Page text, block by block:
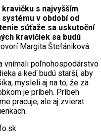
s najvyšším
systému v období od
súťaže sa uskutoční
kravičiek sa budú
Margita Štefániková.
vnímali poľnohospodárstvo
a keď budú starší, aby
mysleli aj na to, že za
je príbeh. Príbeh
pracuje, ale aj zvierat